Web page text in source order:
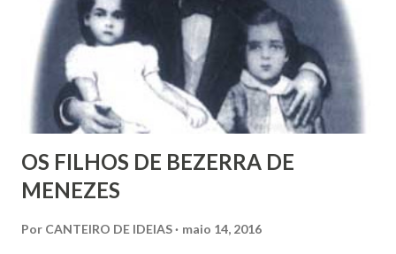
OS FILHOS DE BEZERRA DE
MENEZES
Por CANTEIRO DE IDEIAS maio 14, 2016